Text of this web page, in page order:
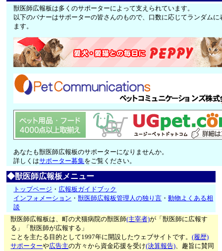
獣医師広報板は多くのサポーターによって支えられています。
以下のバナーはサポーターの皆さんのもので、口数に応じてランダムに
ます。
あなたも獣医師広報板のサポーターになりませんか。
詳しくはサポーター募集をご覧ください。
◆獣医師広報板メニュー
トップページ ・ 広報板ガイドブック
インフォメーション ・獣医師広報板管理人の独り言 ・動物よくある相
談
獣医師広報板は、町の犬猫病院の獣医師(主宰者)が「獣医師に広報す
る」「獣医師が広報する」
ことを主たる目的として1997年に開設したウェブサイトです。(履歴)
サポーターや広告主の方々から資金応援を受け(決算報告)、趣旨に賛同